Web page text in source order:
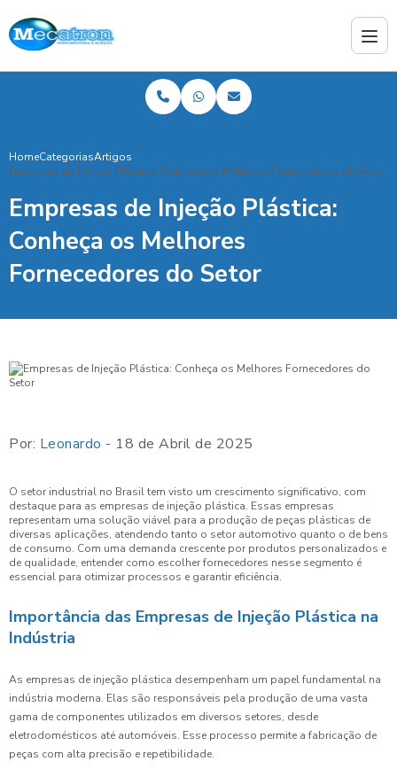
HomeCategoriasArtigos
Empresas de Injeção Plástica: Conheça os Melhores Fornecedores do Setor
Empresas de Injeção Plástica:
Conheça os Melhores
Fornecedores do Setor
Por: Leonardo - 18 de Abril de 2025
O setor industrial no Brasil tem visto um crescimento significativo, com
destaque para as empresas de injeção plástica. Essas empresas
representam uma solução viável para a produção de peças plásticas de
diversas aplicações, atendendo tanto o setor automotivo quanto o de bens
de consumo. Com uma demanda crescente por produtos personalizados e
de qualidade, entender como escolher fornecedores nesse segmento é
essencial para otimizar processos e garantir eficiência.
Importância das Empresas de Injeção Plástica na
Indústria
As empresas de injeção plástica desempenham um papel fundamental na
indústria moderna. Elas são responsáveis pela produção de uma vasta
gama de componentes utilizados em diversos setores, desde
eletrodomésticos até automóveis. Esse processo permite a fabricação de
peças com alta precisão e repetibilidade.